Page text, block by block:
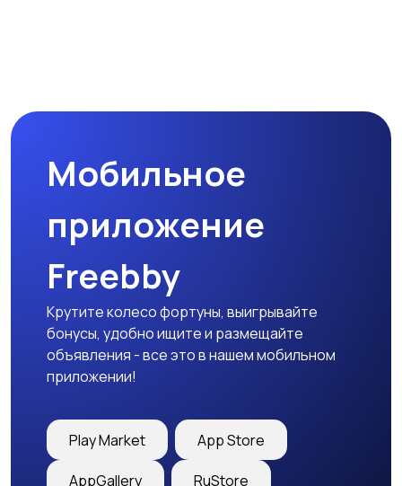
Мобильное
приложение
Freebby
Крутите колесо фортуны, выигрывайте
бонусы, удобно ищите и размещайте
объявления - все это в нашем мобильном
приложении!
Play Market App Store
AppGallery RuStore